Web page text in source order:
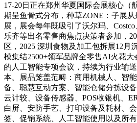
17-20日正在郑州华夏国际会展核心（
期呈鱼骨式分布，种草ZONE：子展
展，展会每年既吸引了沃尔玛、
乐齐等出名零售商焦点决策者参加，
区，2025 深圳食物及加工包拆展12月
模集结2500+领军品牌全零售AI火花
的人工智能专项会议，持续为行业输
本。展品笼盖范畴：商用机械人、智
备、聪慧互动方案、智能仓储分拣设
云计较、设备传感器、POS收银机、
白屏、安防手艺、打印设备及耗材、
签、促销系统、人工智能使用以及所